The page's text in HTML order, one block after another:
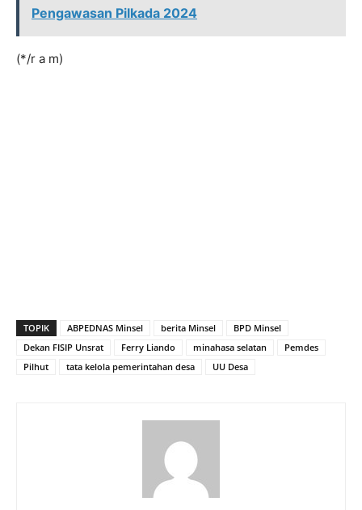
Pengawasan Pilkada 2024
(*/r a m)
TOPIK ABPEDNAS Minsel berita Minsel
BPD Minsel
Dekan FISIP Unsrat
Ferry Liando minahasa selatan
Pemdes
Pilhut
tata kelola pemerintahan desa UU Desa